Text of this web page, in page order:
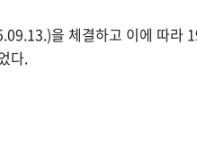
을 체결하고 이에 따라
다.